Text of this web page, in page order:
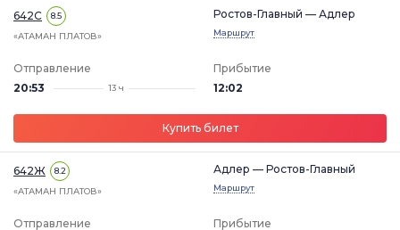
642С 8.5
«АТАМАН ПЛАТОВ»
Ростов-Главный — Адлер
Маршрут
Отправление
20:53
13 ч
Прибытие
12:02
Купить билет
642Ж 8.2
«АТАМАН ПЛАТОВ»
Адлер — Ростов-Главный
Маршрут
Отправление
Прибытие